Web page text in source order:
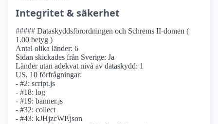
Integritet & säkerhet
##### Dataskyddsförordningen och Schrems II-domen (
1.00 betyg )
Antal olika länder: 6
Sidan skickades från Sverige: Ja
Länder utan adekvat nivå av dataskydd: 1
US, 10 förfrågningar:
- #2: script.js
- #18: log
- #19: banner.js
- #32: collect
- #43: kJHjzcWP.json